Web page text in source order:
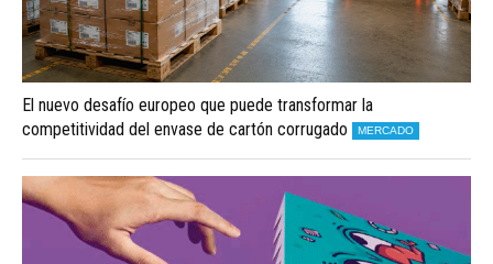
El nuevo desafío europeo que puede transformar la
competitividad del envase de cartón corrugado
MERCADO